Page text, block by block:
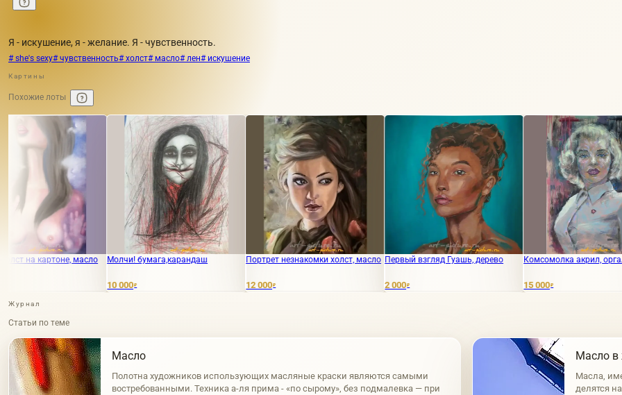
Я - искушение, я - желание. Я - чувственность.
# she's sexy# чувственность# холст# масло# лен# искушение
Картины
Похожие лоты
масло Молчи! бумага,карандаш Портрет незнакомки холст, масло Первый взгляд Гуашь, дерево Комсомолка акрил, оргалит
Журнал
Статьи по теме
Масло
Полотна художников использующих масляные краски являются самыми
востребованными. Техника а-ля прима - «по сырому», без подмалевка — при
Масло в
Масла,
делятся